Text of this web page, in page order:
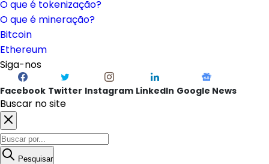
O que é tokenização?
O que é mineração?
Bitcoin
Ethereum
Siga-nos
Facebook Twitter Instagram LinkedIn Google News
Buscar no site
Pesquisar